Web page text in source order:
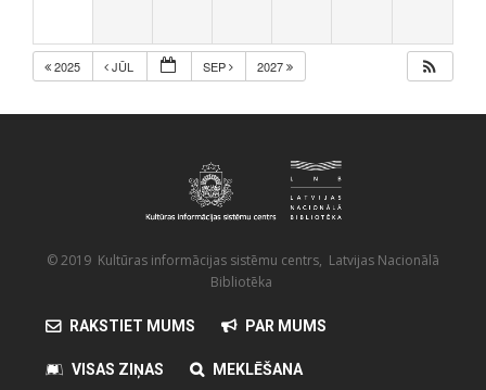
2025 JŪL SEP 2027
© 2019 Kultūras informācijas sistēmu centrs, Latvijas Nacionālā
Bibliotēka
RAKSTIET MUMS PAR MUMS
VISAS ZIŅAS MEKLĒŠANA